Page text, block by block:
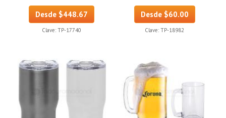
Desde $448.67
Clave: TP-17740
Desde $60.00
Clave: TP-18982